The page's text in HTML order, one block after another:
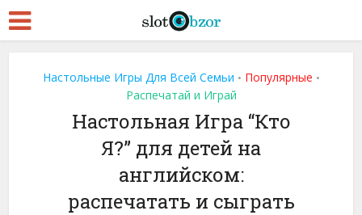
Настольные Игры Для Всей Семьи • Популярные •
Распечатай и Играй
Настольная Игра “Кто
Я?” для детей на
английском:
распечатать и сыграть